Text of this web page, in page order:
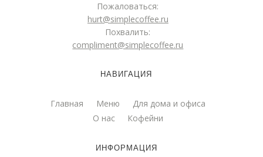
Пожаловаться:
hurt@simplecoffee.ru
Похвалить:
compliment@simplecoffee.ru
НАВИГАЦИЯ
Главная Меню
Для дома и офиса
О нас
Кофейни
ИНФОРМАЦИЯ